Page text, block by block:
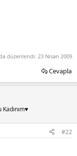
düzenlendi: 23 Nisan 2009
Cevapla
#22